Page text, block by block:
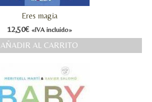
Eres magia
12,50€ «IVA incluido»
AÑADIR AL CARRITO